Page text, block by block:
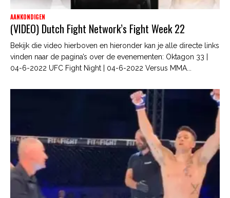
AANKONDIGEN
(VIDEO) Dutch Fight Network’s Fight Week 22
Bekijk die video hierboven en hieronder kan je alle directe links
vinden naar de pagina’s over de evenementen: Oktagon 33 |
04-6-2022 UFC Fight Night | 04-6-2022 Versus MMA...